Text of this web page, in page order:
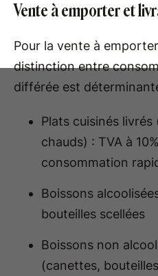
Vente à emporter et
Pour la vente à
distinction entre
différée est
Plats cuisinés
chauds) : TVA à
consommation
Boissons
bouteilles scellées
Boissons non
(canettes,